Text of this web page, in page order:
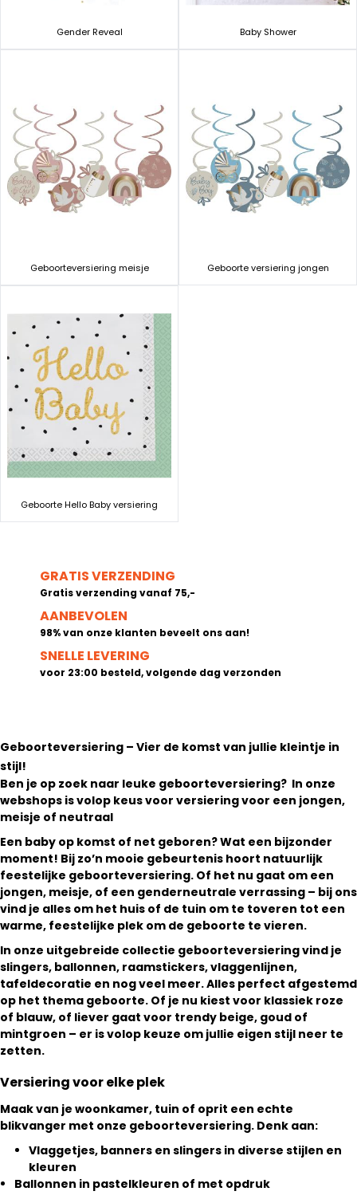
Gender Reveal Baby Shower
Geboorteversiering meisje Geboorte versiering jongen
Geboorte Hello Baby versiering
GRATIS VERZENDING
Gratis verzending vanaf 75,-
AANBEVOLEN
98% van onze klanten beveelt ons aan!
SNELLE LEVERING
voor 23:00 besteld, volgende dag verzonden
Geboorteversiering – Vier de komst van jullie kleintje in
stijl!
Ben je op zoek naar leuke geboorteversiering? In onze
webshops is volop keus voor versiering voor een jongen,
meisje of neutraal
Een baby op komst of net geboren? Wat een bijzonder
moment! Bij zo’n mooie gebeurtenis hoort natuurlijk
feestelijke geboorteversiering. Of het nu gaat om een
jongen, meisje, of een genderneutrale verrassing – bij ons
vind je alles om het huis of de tuin om te toveren tot een
warme, feestelijke plek om de geboorte te vieren.
In onze uitgebreide collectie geboorteversiering vind je
slingers, ballonnen, raamstickers, vlaggenlijnen,
tafeldecoratie en nog veel meer. Alles perfect afgestemd
op het thema geboorte. Of je nu kiest voor klassiek roze
of blauw, of liever gaat voor trendy beige, goud of
mintgroen – er is volop keuze om jullie eigen stijl neer te
zetten.
Versiering voor elke plek
Maak van je woonkamer, tuin of oprit een echte
blikvanger met onze geboorteversiering. Denk aan:
Vlaggetjes, banners en slingers in diverse stijlen en
kleuren
Ballonnen in pastelkleuren of met opdruk